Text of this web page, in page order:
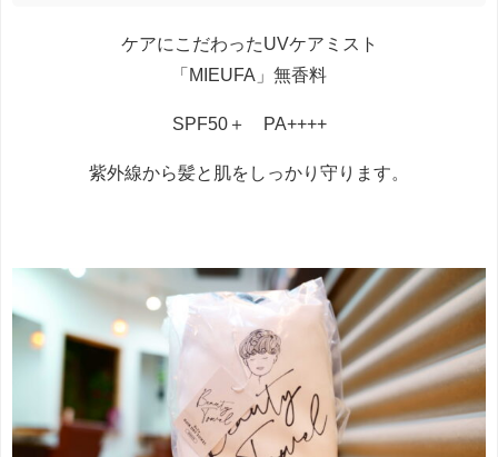
ケアにこだわったUVケアミスト
「MIEUFA」 無香料
SPF50＋ PA++++
紫外線から髪と肌をしっかり守ります。